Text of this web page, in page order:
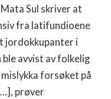
Sul skriver at
fra latifundioene
jordokkupanter i
avvist av folkelig
forsøket på
prøver